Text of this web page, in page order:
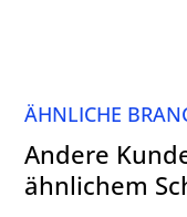
ÄHNLICHE
Andere
ähnlichem